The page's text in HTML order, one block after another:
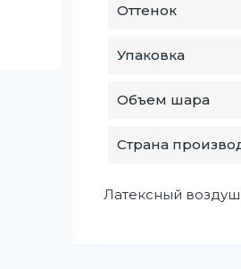
Оттенок
Упаковка
Объем шара
Страна
Латексный